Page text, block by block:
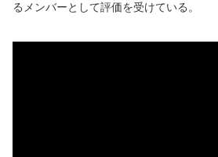
るメンバーとして評価を受けている。